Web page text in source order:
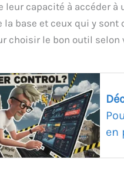
leur capacité à accéder à
la base et ceux qui y
choisir le bon outil selon
en